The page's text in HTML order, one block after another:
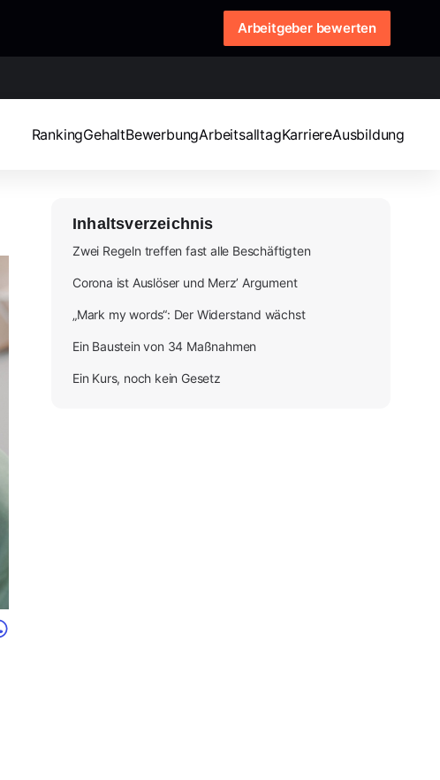
Arbeitgeber bewerten
RankingGehaltBewerbungArbeitsalltagKarriereAusbildung
Inhaltsverzeichnis
Zwei Regeln treffen fast alle Beschäftigten
Corona ist Auslöser und Merz’ Argument
„Mark my words“: Der Widerstand wächst
Ein Baustein von 34 Maßnahmen
Ein Kurs, noch kein Gesetz